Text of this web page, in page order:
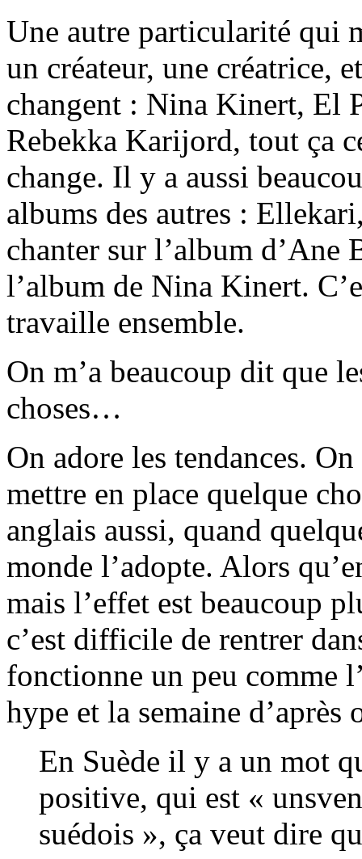
Une autre particularité qui
un créateur, une créatrice,
changent : Nina Kinert, El
Rebekka Karijord, tout ça
change. Il y a aussi
albums des autres :
chanter sur l’album
l’album de Nina Kinert.
travaille ensemble.
On m’a beaucoup dit que
choses…
On adore les tendances.
mettre en place quelque
anglais aussi, quand
monde l’adopte. Alors
mais l’effet est beaucoup
c’est difficile de rentrer
fonctionne un peu comme
hype et la semaine d’après
En Suède il y a un mot
positive, qui est «
suédois », ça veut dire